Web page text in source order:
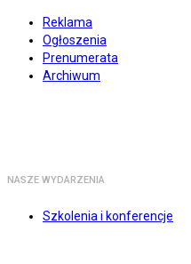
Reklama
Ogłoszenia
Prenumerata
Archiwum
NASZE WYDARZENIA
Szkolenia i konferencje